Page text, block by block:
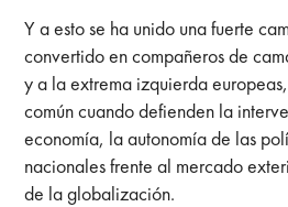
Y a esto se ha unido una fuerte
convertido en compañeros de
y a la extrema izquierda
común cuando defienden la
economía, la autonomía de las
nacionales frente al mercado
de la globalización.